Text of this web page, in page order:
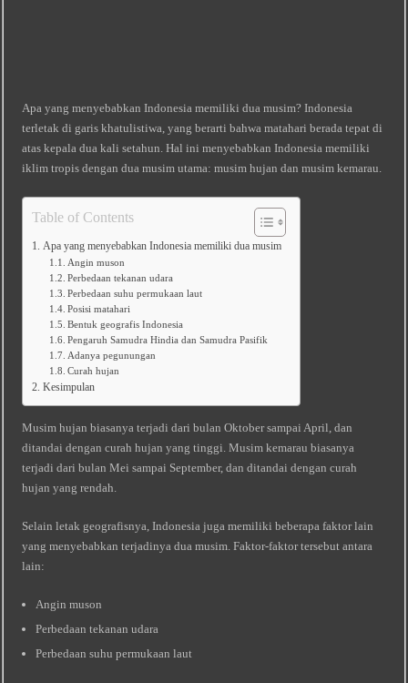
Apa yang menyebabkan Indonesia memiliki dua musim? Indonesia
terletak di garis khatulistiwa, yang berarti bahwa matahari berada tepat di
atas kepala dua kali setahun. Hal ini menyebabkan Indonesia memiliki
iklim tropis dengan dua musim utama: musim hujan dan musim kemarau.
Table of Contents
Apa yang menyebabkan Indonesia memiliki dua musim
Angin muson
Perbedaan tekanan udara
Perbedaan suhu permukaan laut
Posisi matahari
Bentuk geografis Indonesia
Pengaruh Samudra Hindia dan Samudra Pasifik
Adanya pegunungan
Curah hujan
Kesimpulan
Musim hujan biasanya terjadi dari bulan Oktober sampai April, dan
ditandai dengan curah hujan yang tinggi. Musim kemarau biasanya
terjadi dari bulan Mei sampai September, dan ditandai dengan curah
hujan yang rendah.
Selain letak geografisnya, Indonesia juga memiliki beberapa faktor lain
yang menyebabkan terjadinya dua musim. Faktor-faktor tersebut antara
lain:
Angin muson
Perbedaan tekanan udara
Perbedaan suhu permukaan laut